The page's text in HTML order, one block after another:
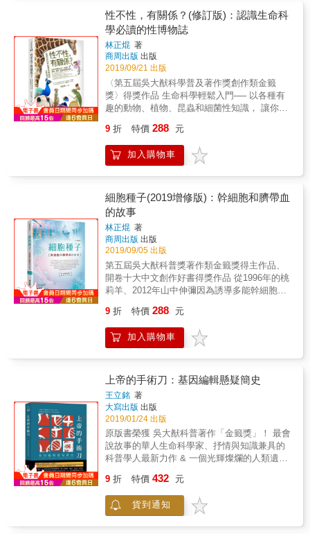
●國際好評 「對於我們是誰和我們如何運作深
感興趣的人都應該讀這本書。」 ──英國《衛
報》 & 「這本書結合輕鬆的呈現方式與教科書
的縝密&hellip;&hellip;勇敢的嘗試將表觀遺傳學
帶給廣大讀者。」 ──《Nature》 & 「將科學
家在過去十年對表觀遺傳學的認知做了富有啟
發的介紹。」 ──《華爾街日報》
乎是一個未知的謎團，而我們即將成為破解這
個謎團的第一個世代。我們有必要重新深入認
識DNA、基因、基因體這些基本詞彙所代表的
意義，以及它們的構造與功能，才有能力回顧
這些年來DNA科學的主要進展，並進一步瞭解
什麼是「生物技術」、基因編輯
CRISPR/Cas9，以及一探DNA科學終極目標之
一的「基因療法」現況與難題。 有人說，現代
文盲。同樣的，學習自然科學的人如果不能了
學、生物學最重要文獻的窘境。本書著重在介
紹基因體的基本知識，並補充上一版出版之後
的DNA科學最新發現和研究，期許能為讀者做
一次DNA新樂園的導覽。
盤據《紐約時報》暢銷榜十六週，翻譯成二十
多種語言賣出一百多萬冊▓美國國會圖書館選為
「塑造美國之書籍」( Books That Shaped
America )▓紐約公共圖書館選為「世紀之書」(
Books of the Century ) ▓科學史的現場重建；
科學界遠比你想的更「叢林」▓加入圖片、注
釋，讓讀者彷彿親臨科學界的頂尖對決▓連作者
都不知道的史料，統統在這本《解密雙螺旋》
◇周成功教授審訂1950年代，英、美三組科學
家競逐解開DNA的謎題。當時初出茅廬的華生
此獲得諾貝爾生理學或醫學獎。1968年，華生
所著的超級經典——《雙螺旋》出版。他以犀
利、率直的口吻，記錄這科學史上的重要一
貌。本書是《雙螺旋》的圖文註釋版，除了完
整保留經典故事，兩位編輯甘恩、維特考斯
基，更發揮偵探般實力，把故事中提及的細
節、人物資料統統挖掘出來。像是華生被指導
老師痛罵「你這該死的混蛋」；與克里克因為
《雙螺旋》的出版差點鬧翻，這些珍貴信件都
可在這本《解密雙螺旋》看到。還有，如果你
好奇故事中提及的「劍橋第一美男子」是誰？
版並未細說的小故事，在本書都有進一步追
史上的重要一步，讓後世讀者彷彿親臨英國劍
橋、與科學家並肩見證這段科學革命。
性不性，有關係？(修訂版)：認識生命科
學必讀的性博物誌
林正焜 著
商周出版 出版
2019/09/21 出版
〈第五屆吳大猷科學普及著作獎創作類金籤
獎〉得獎作品 生命科學輕鬆入門── 以各種有
趣的動物、植物、昆蟲和細菌性知識， 讓你快
知識！ 剛剛步入性成熟階段的生物，或是人類
的青少年男女，有時候會苦於性的慾火。這是
生物界的自然現象：只要是有活躍性腺的動
嗎？其實不然，有些生物，如線蟲可以自體受
精；或是如一種巨蜥科摩多龍和雙髻鯊，國外
就有多件處女生殖的案例！ 在本書中，作者不
討論人類性事，而介紹各種有趣的生物「性」
知識。比如，蜜蜂的命運隨著性別差異有很大
的不同，女王蜂瘋狂似的產卵、工蜂（都是雌
蜂）終日操勞、雄蜂一生不是等著交配就是等
死。而造成階級差異的，就是它們的性基因。
更稀奇的例子還比比皆是，如蚜蟲，居然在還
沒有出生之前，就已經「珠胎暗結」，這到底
溫度變動、影響鮭魚性腺發育，而產生雄魚變
性的情況。 看完有趣的例子，作者也介紹了造
成性別的性染色體X、Y基因、賀爾蒙與大腦的
和女性的性取向？同性戀是否是基因所致？還
有一個案例，是一個因意外而失去性器官的小
男孩，成為「教養會改變性別意識」的實驗對
象，從小被教養成女孩，以致他和雙胞胎弟弟
從此人生大相逕庭。 看完書中各種動物、植
物、昆蟲與細菌的有趣案例，生物的各種
「性，不性」，果真大有關係！
9 折 特價 288 元
加入購物車
細胞種子(2019增修版)：幹細胞和臍帶血
的故事
林正焜 著
商周出版 出版
2019/09/05 出版
第五屆吳大猷科普獎著作類金籤獎得主作品、
開卷十大中文創作好書得獎作品 從1996年的桃
莉羊、2012年山中伸彌因為誘導多能幹細胞研
雙胞胎，幹細胞科學的發展日新月異，你怎能
不關心？ 幹細胞猶如細胞種子，擁有可以不斷
自我更新與分化成為成熟細胞的能力。 那麼，
骨髓移殖，周邊血幹細胞移植也是一種選擇？
臍帶血移植可以取代骨髓移植嗎？ 作者以深入
淺出的文字，娓娓道出你該知道的幹細胞和臍
帶血的故事。 1996年，不透過精卵結合而誕生
的桃莉羊，在科學界引起高度重視。因為桃莉
羊的誕生，揭示科技新時代來臨，無性生殖不
再是神話！ 2012年，日本京都大學教授山中伸
彌因為誘導多能幹細胞（iPS）研究，獲頒諾貝
爾醫學獎，這個研究代表著再生醫療出現了另
編輯技術（CRISPR），改造了胎兒的CCR5基
因，讓先生是愛滋病患者的夫妻產生一對雙胞
胎。這個事件一方面讓人訝於基因科學的進
9 折 特價 288 元
加入購物車
上帝的手術刀：基因編輯懸疑簡史
王立銘 著
大寫出版 出版
2019/01/24 出版
原版書榮獲 吳大猷科普著作「金籤獎」！ 最會
說故事的華人生命科學家、抒情與知識兼具的
科普學人最新力作 & 一個光輝燦爛的人類遺傳
輯技術，讓自己更聰明、更強壯、更長壽、更
美麗？ 會不會有一天，我們能照著我們的心意
改造自己的下一代，把生命稍縱即逝的光華寫
9 折 特價 432 元
貨到通知